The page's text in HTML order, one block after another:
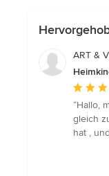
ART &
5
von
“Hallo,
gleich
hat ,